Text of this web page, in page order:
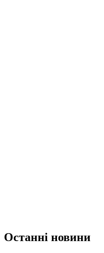
Останні новини